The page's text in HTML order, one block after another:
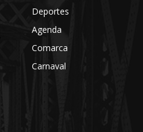
Deportes
Agenda
Comarca
Carnaval